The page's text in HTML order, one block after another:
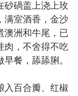
碢盖上浇上玫
满室酒香，金沙
澳洲和牛尾，已
肉，不舍得不吃
餐，舔舔脷。
百合瓣、红椒